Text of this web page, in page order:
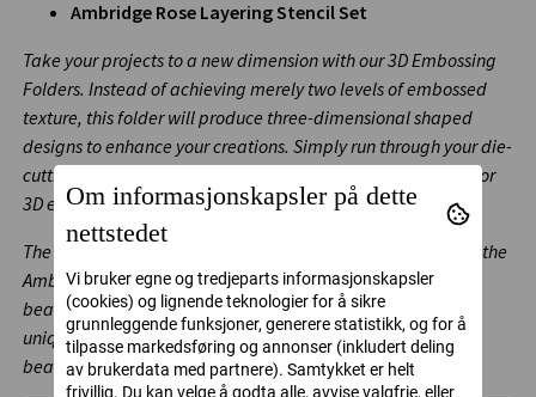
Ambridge Rose Layering Stencil Set
Take your projects to a new dimension with our 3D Embossing
Folders. Instead of achieving merely two levels of embossed
texture, this folder will produce three-dimensional shaped
designs to enhance your creations. Simply run through your die-
cutting machine following the manufacturer's instructions for
3D embossing folders, and you're all set!
The Ambridge Bouquet 3D Embossing Folder complements the
Ambridge Rose Stamp, Die and Stencil Sets, and features 3
beautiful Ambridge Roses hanging from a branch. Create
unique backgrounds and color in by blending ink to create
beautiful artwork for your projects.
Om informasjonskapsler på dette
nettstedet
Vi bruker egne og tredjeparts informasjonskapsler
(cookies) og lignende teknologier for å sikre
grunnleggende funksjoner, generere statistikk, og for å
tilpasse markedsføring og annonser (inkludert deling
av brukerdata med partnere). Samtykket er helt
frivillig. Du kan velge å godta alle, avvise valgfrie, eller